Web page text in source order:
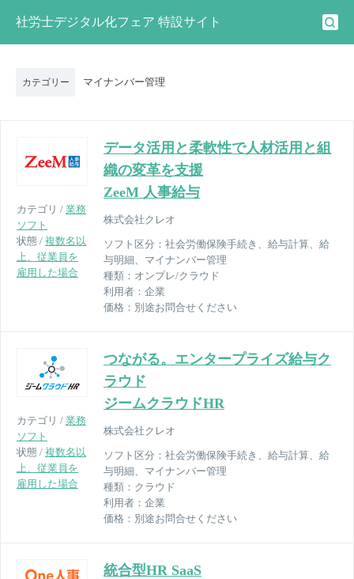
社労士デジタル化フェア 特設サイト
カテゴリー マイナンバー管理
カテゴリ / 業務
ソフト
状態 / 複数名以
上、従業員を
雇用した場合
データ活⽤と柔軟性で⼈材活⽤と組
織の変⾰を⽀援
ZeeM 人事給与
株式会社クレオ
ソフト区分： 社会労働保険手続き、給与計算、給
与明細、マイナンバー管理
種類： オンプレ/クラウド
利用者： 企業
価格： 別途お問合せください
カテゴリ / 業務
ソフト
状態 / 複数名以
上、従業員を
雇用した場合
つながる。エンタープライズ給与ク
ラウド
ジームクラウドHR
株式会社クレオ
ソフト区分： 社会労働保険手続き、給与計算、給
与明細、マイナンバー管理
種類： クラウド
利用者： 企業
価格： 別途お問合せください
統合型HR SaaS